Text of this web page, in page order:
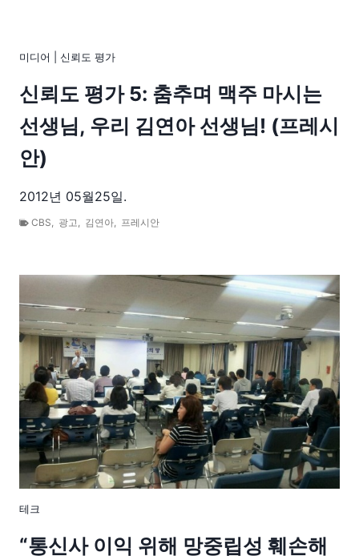
미디어 신뢰도 평가
신뢰도 평가 5: 춤추며 맥주 마시는
선생님, 우리 김연아 선생님! (프레시
안)
2012년 05월25일.
CBS 광고 김연아 프레시안
테크
“통신사 이익 위해 망중립성 훼손해